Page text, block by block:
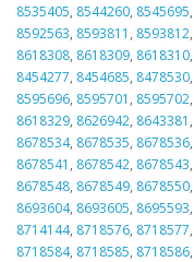
8535405, 8544260, 8545695,
8592563, 8593811 , 8593812,
8618308, 8618309, 8618310,
8454277, 8454685, 8478530,
8595696, 8595701 , 8595702,
8618329, 8626942, 8643381 ,
8678534, 8678535, 8678536,
8678541 , 8678542, 8678543,
8678548, 8678549, 8678550,
8693604, 8693605, 8695593,
8714144, 8718576, 8718577,
8718584, 8718585, 8718586,